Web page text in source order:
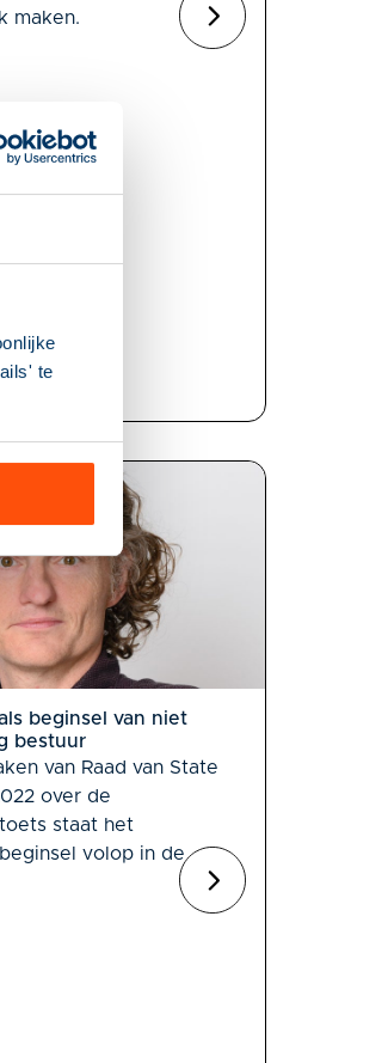
te
maken.
beginsel van niet
bestuur
van Raad van State
over de
staat het
volop in de